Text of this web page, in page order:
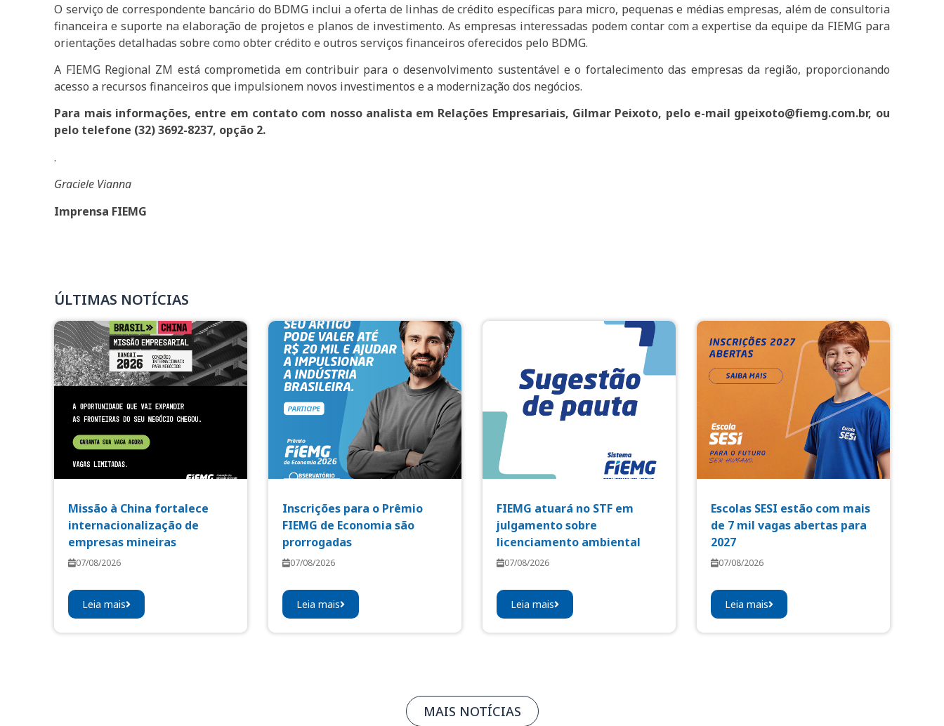
O serviço de correspondente bancário do BDMG inclui a oferta de linhas de crédito específicas para micro, pequenas e médias empresas, além de consultoria
financeira e suporte na elaboração de projetos e planos de investimento. As empresas interessadas podem contar com a expertise da equipe da FIEMG para
orientações detalhadas sobre como obter crédito e outros serviços financeiros oferecidos pelo BDMG.
A FIEMG Regional ZM está comprometida em contribuir para o desenvolvimento sustentável e o fortalecimento das empresas da região, proporcionando
acesso a recursos financeiros que impulsionem novos investimentos e a modernização dos negócios.
Para mais informações, entre em contato com nosso analista em Relações Empresariais, Gilmar Peixoto, pelo e-mail gpeixoto@fiemg.com.br, ou
pelo telefone (32) 3692-8237, opção 2.
.
Graciele Vianna
Imprensa FIEMG
ÚLTIMAS NOTÍCIAS
Missão à China fortalece
internacionalização de
empresas mineiras
07/08/2026
Leia mais
Inscrições para o Prêmio
FIEMG de Economia são
prorrogadas
07/08/2026
Leia mais
FIEMG atuará no STF em
julgamento sobre
licenciamento ambiental
07/08/2026
Leia mais
Escolas SESI estão com mais
de 7 mil vagas abertas para
2027
07/08/2026
Leia mais
MAIS NOTÍCIAS